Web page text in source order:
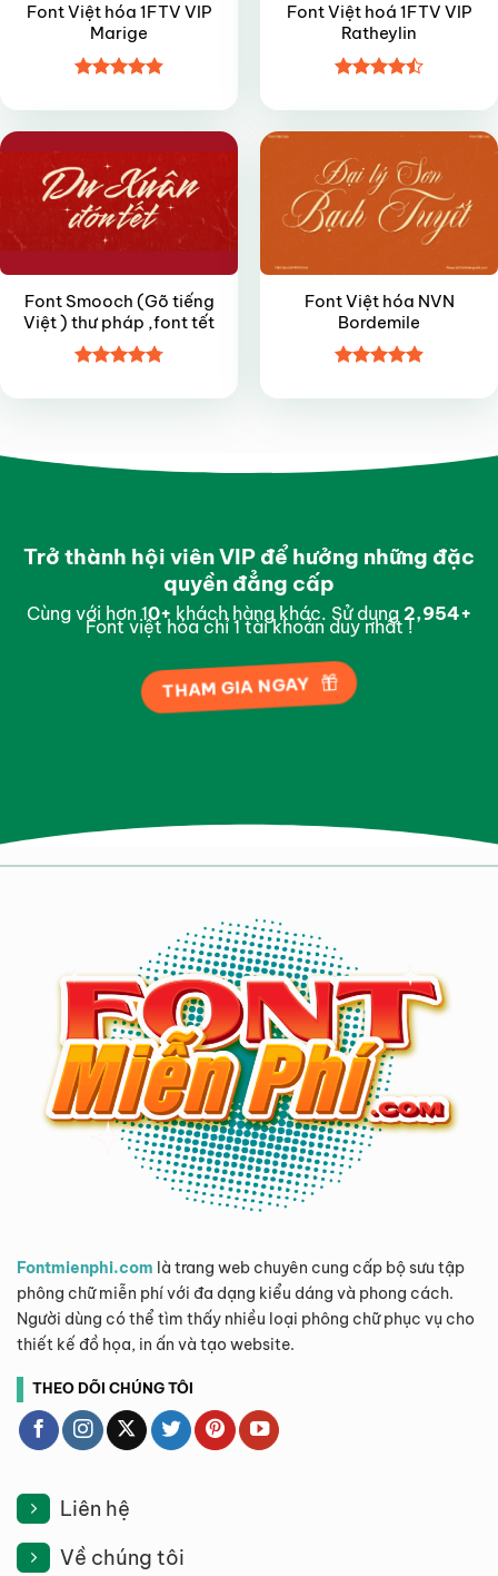
Font Việt hóa 1FTV VIP
Marige
hạng4.85
5 sao
Font Việt hoá 1FTV VIP
Ratheylin
hạng4.5
5 sao
Font Smooch (Gõ tiếng
Việt ) thư pháp ,font tết
hạng4.85
Font Việt hóa NVN
Bordemile
hạng4.95
Trở thành hội viên VIP để hưởng những đặc
quyền đẳng cấp
Cùng với hơn 10+ khách hàng khác. Sử dụng 2,996+
Font việt hóa chỉ 1 tài khoản duy nhất !
THAM GIA NGAY
Fontmienphi.com là trang web chuyên cung cấp bộ sưu tập
phông chữ miễn phí với đa dạng kiểu dáng và phong cách.
Người dùng có thể tìm thấy nhiều loại phông chữ phục vụ cho
thiết kế đồ họa, in ấn và tạo website.
THEO DÕI CHÚNG TÔI
Liên hệ
Về chúng tôi